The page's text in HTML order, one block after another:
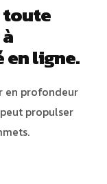
ligne.
en profondeur
propulser